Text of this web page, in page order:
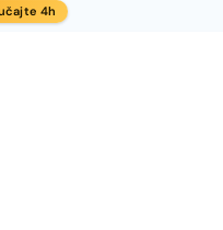
4h